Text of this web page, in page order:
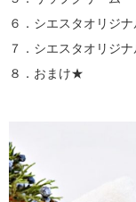
６．シエスタオリジ
７．シエスタオリジ
８．おまけ★